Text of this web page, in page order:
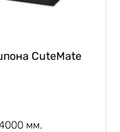
CuteMate
мм.